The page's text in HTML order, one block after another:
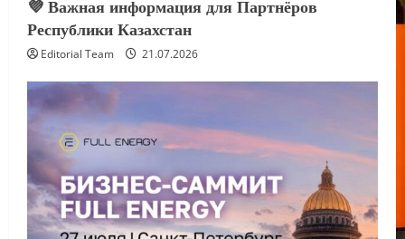
💜 Важная информация для Партнёров
Республики Казахстан
Editorial Team 21.07.2026